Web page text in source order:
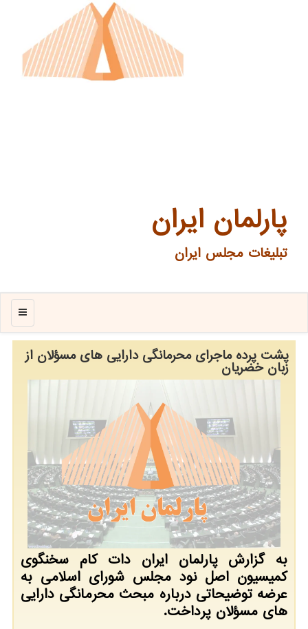
پارلمان ایران
تبلیغات مجلس ایران
منو
پشت پرده ماجرای محرمانگی دارایی های مسؤلان از
زبان خضریان
به گزارش پارلمان ایران دات کام سخنگوی
کمیسیون اصل نود مجلس شورای اسلامی به
عرضه توضیحاتی درباره مبحث محرمانگی دارایی
های مسؤلان پرداخت.